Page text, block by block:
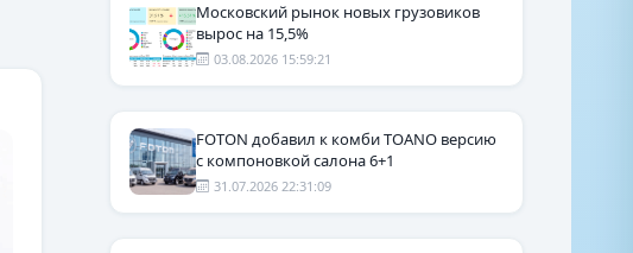
Московский рынок новых грузовиков
вырос на 15,5%
03.08.2026 15:59:21
FOTON добавил к комби TOANO версию
с компоновкой салона 6+1
31.07.2026 22:31:09